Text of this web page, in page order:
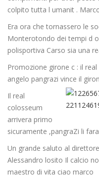
colpito tutta l umanit .
Era ora che tornassero le
Monterotondo dei tempi d
polisportiva Carso sia una
Promozione girone c : il
angelo pangrazi vince il
Il real
colosseum
arrivera primo
sicuramente ,pangraZi li
Un grande saluto al
Alessandro losito Il calcio
maestro di vita ciao marco